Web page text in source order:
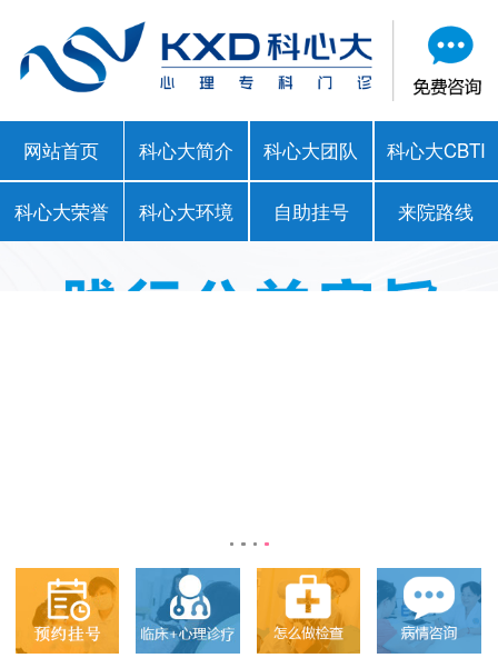
网站首页 科心大简介 科心大团队 科心大CBTI
科心大荣誉 科心大环境 自助挂号 来院路线